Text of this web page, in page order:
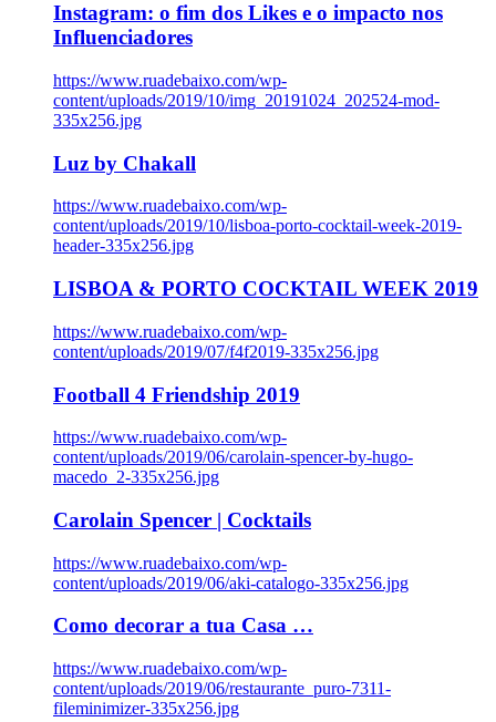
Instagram: o fim dos Likes e o impacto nos
Influenciadores
https://www.ruadebaixo.com/wp-
content/uploads/2019/10/img_20191024_202524-mod-
335x256.jpg
Luz by Chakall
https://www.ruadebaixo.com/wp-
content/uploads/2019/10/lisboa-porto-cocktail-week-2019-
header-335x256.jpg
LISBOA & PORTO COCKTAIL WEEK 2019
https://www.ruadebaixo.com/wp-
content/uploads/2019/07/f4f2019-335x256.jpg
Football 4 Friendship 2019
https://www.ruadebaixo.com/wp-
content/uploads/2019/06/carolain-spencer-by-hugo-
macedo_2-335x256.jpg
Carolain Spencer | Cocktails
https://www.ruadebaixo.com/wp-
content/uploads/2019/06/aki-catalogo-335x256.jpg
Como decorar a tua Casa …
https://www.ruadebaixo.com/wp-
content/uploads/2019/06/restaurante_puro-7311-
fileminimizer-335x256.jpg